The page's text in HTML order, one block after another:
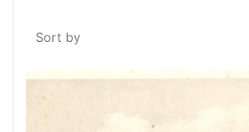
Sort by